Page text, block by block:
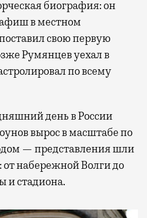
биография: он
в местном
свою первую
Румянцев уехал в
по всему
день в России
вырос в масштабе по
— представления шли
от набережной Волги до
и стадиона.